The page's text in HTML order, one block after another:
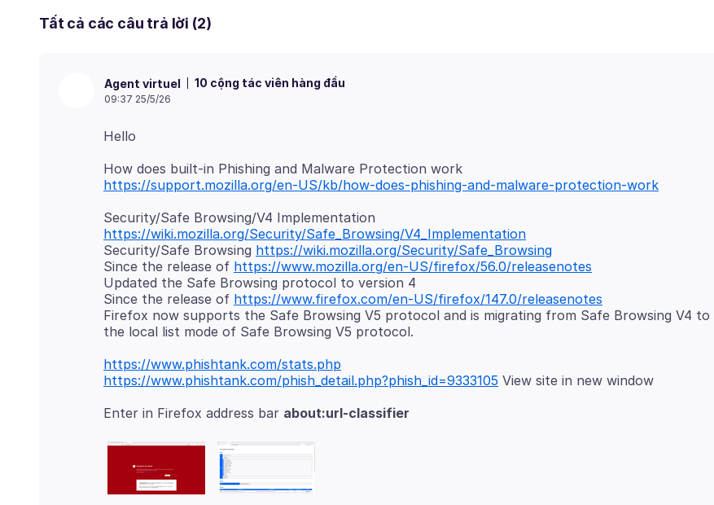
Tất cả các câu trả lời (2)
Agent virtuel 10 cộng tác viên hàng đầu
09:37 25/5/26
https://support.mozilla.org/en-US/kb/how-does-phishing-and-malware-protection-work
https://wiki.mozilla.org/Security/Safe_Browsing/V4_Implementation
Security/Safe Browsing https://wiki.mozilla.org/Security/Safe_Browsing
Since the release of https://www.mozilla.org/en-US/firefox/56.0/releasenotes
Updated the Safe Browsing protocol to version 4
Since the release of https://www.firefox.com/en-US/firefox/147.0/releasenotes
Firefox now supports the Safe Browsing V5 protocol and is migrating from Safe Browsing V4 to
https://www.phishtank.com/stats.php
https://www.phishtank.com/phish_detail.php?phish_id=9333105
Enter in Firefox address bar about:url-classifier